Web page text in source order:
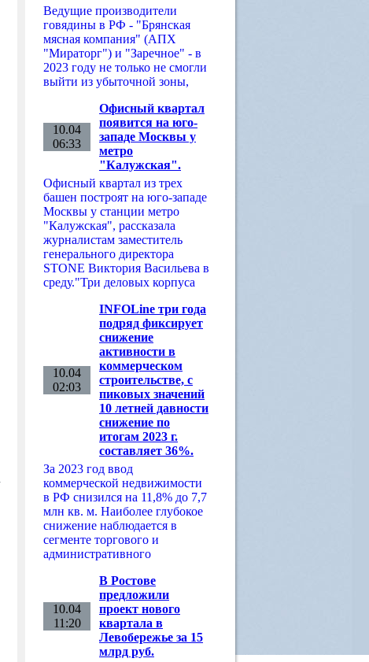
Ведущие производители
говядины в РФ - "Брянская
мясная компания" (АПХ
"Мираторг") и "Заречное" - в
2023 году не только не смогли
выйти из убыточной зоны,
10.04
06:33
Офисный квартал
появится на юго-
западе Москвы у
метро
"Калужская".
Офисный квартал из трех
башен построят на юго-западе
Москвы у станции метро
"Калужская", рассказала
журналистам заместитель
генерального директора
STONE Виктория Васильева в
среду."Три деловых корпуса
10.04
02:03
INFOLine три года
подряд фиксирует
снижение
активности в
коммерческом
строительстве, с
пиковых значений
10 летней давности
снижение по
итогам 2023 г.
составляет 36%.
За 2023 год ввод
коммерческой недвижимости
в РФ снизился на 11,8% до 7,7
млн кв. м. Наиболее глубокое
снижение наблюдается в
сегменте торгового и
административного
10.04
11:20
В Ростове
предложили
проект нового
квартала в
Левобережье за 15
млрд руб.